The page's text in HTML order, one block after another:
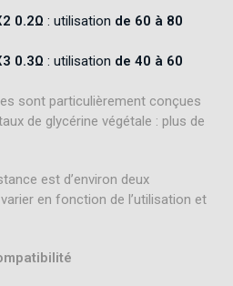
0.2Ω : utilisation de 60 à 80
0.3Ω : utilisation de 40 à 60
sont particulièrement conçues
de glycérine végétale : plus de
est d’environ deux
en fonction de l’utilisation et